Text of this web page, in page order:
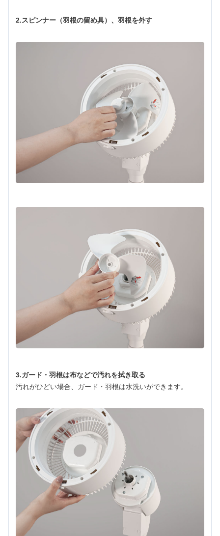
2.スピンナー（羽根の留め具）、羽根を外す
3.ガード・羽根は布などで汚れを拭き取る
汚れがひどい場合、ガード・羽根は水洗いができます。